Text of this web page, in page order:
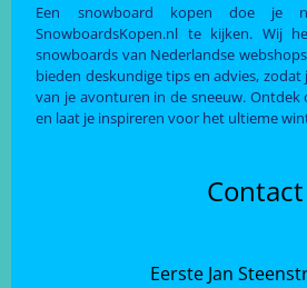
Een snowboard kopen doe je
SnowboardsKopen.nl te kijken. Wij
snowboards van Nederlandse
bieden deskundige tips en advies,
van je avonturen in de sneeuw. Ontdek
en laat je inspireren voor het ultieme
Contact
Eerste Jan